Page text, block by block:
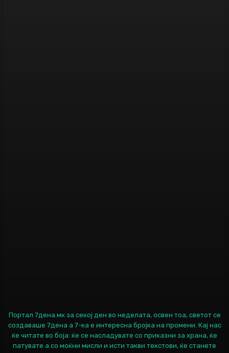
Портал 7дена.мк за секој ден во неделата, освен тоа, светот се
создаваше 7дена а 7-ка е интересна бројка на промени. Кај нас
ќе читате во боја: ќе се насладувате со приказни за храна, ќе
патувате а со моќни мисли и исти такви текстови, ќе станете